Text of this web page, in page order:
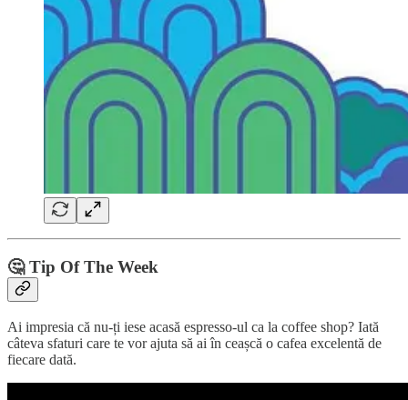
🤔 Tip Of The Week
Ai impresia că nu-ți iese acasă espresso-ul ca la coffee shop? Iată
câteva sfaturi care te vor ajuta să ai în ceașcă o cafea excelentă de
fiecare dată.